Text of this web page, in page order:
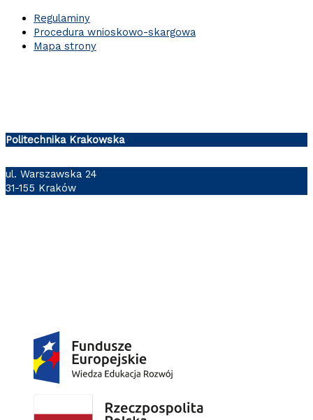
Regulaminy
Procedura wnioskowo-skargowa
Mapa strony
Politechnika Krakowska
ul. Warszawska 24
31-155 Kraków